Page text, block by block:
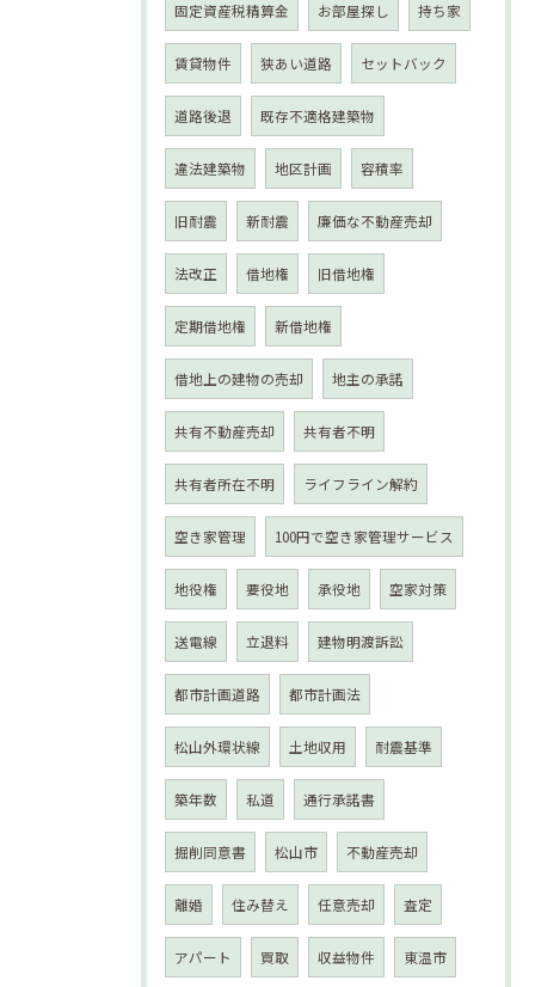
固定資産税精算金 お部屋探し 持ち家
賃貸物件 狭あい道路 セットバック
道路後退 既存不適格建築物
違法建築物 地区計画 容積率
旧耐震 新耐震 廉価な不動産売却
法改正 借地権 旧借地権
定期借地権 新借地権
借地上の建物の売却 地主の承諾
共有不動産売却 共有者不明
共有者所在不明 ライフライン解約
空き家管理 100円で空き家管理サービス
地役権 要役地 承役地 空家対策
送電線 立退料 建物明渡訴訟
都市計画道路 都市計画法
松山外環状線 土地収用 耐震基準
築年数 私道 通行承諾書
掘削同意書 松山市 不動産売却
離婚 住み替え 任意売却 査定
アパート 買取 収益物件 東温市